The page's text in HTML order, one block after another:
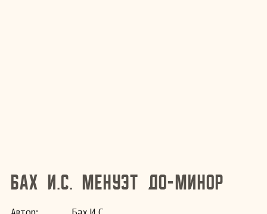
Бах И.С. Менуэт до-минор